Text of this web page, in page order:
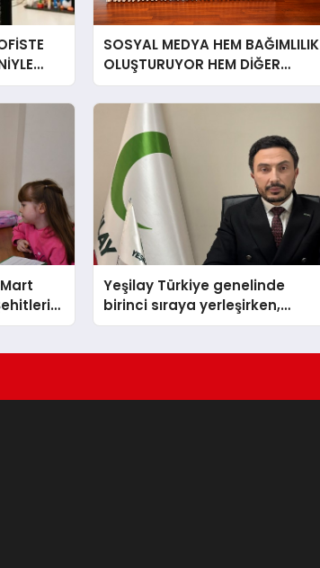
SOSYAL MEDYA HEM BAĞIMLILIK
OLUŞTURUYOR HEM DİĞER
BAĞIMLILIKLARA ZEMİN
HAZIRLIYOR”
Yeşilay Türkiye genelinde
birinci sıraya yerleşirken,
yürütülen faaliyetlerle de